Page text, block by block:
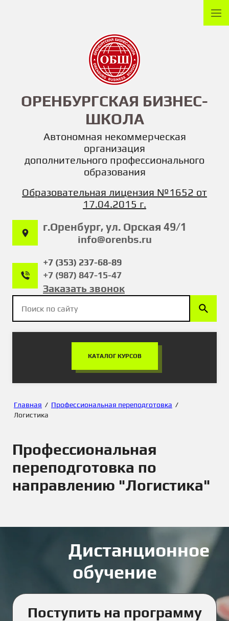
ОРЕНБУРГСКАЯ БИЗНЕС-
ШКОЛА
Автономная некоммерческая
организация
дополнительного профессионального
образования
Образовательная лицензия №1652 от
17.04.2015 г.
г.Оренбург, ул. Орская 49/1
info@orenbs.ru
+7 (353) 237-68-89
+7 (987) 847-15-47
Заказать звонок
КАТАЛОГ КУРСОВ
Главная / Профессиональная переподготовка /
Логистика
Профессиональная
переподготовка по
направлению "Логистика"
Дистанционное
обучение
Поступить на программу